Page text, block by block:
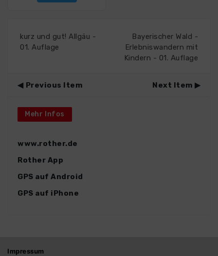
kurz und gut! Allgäu -
01. Auflage
Bayerischer Wald -
Erlebniswandern mit
Kindern - 01. Auflage
Previous Item Next Item
Mehr Infos
www.rother.de
Rother App
GPS auf Android
GPS auf iPhone
Impressum